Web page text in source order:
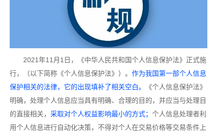
2021年11月1日，《中华人民共和国个人信息保护法》正式施
行，（以下简称《个人信息保护法》）。 作为我国第一部个人信息
保护相关的法律，它的出现填补了相关空白。
《个人信息保护法》
明确，处理个人信息应当具有明确、合理的目的，并应当与处理目
的直接相关， 采取对个人权益影响最小的方式； 个人信息处理者利
用个人信息进行自动化决策，不得对个人在交易价格等交易条件上